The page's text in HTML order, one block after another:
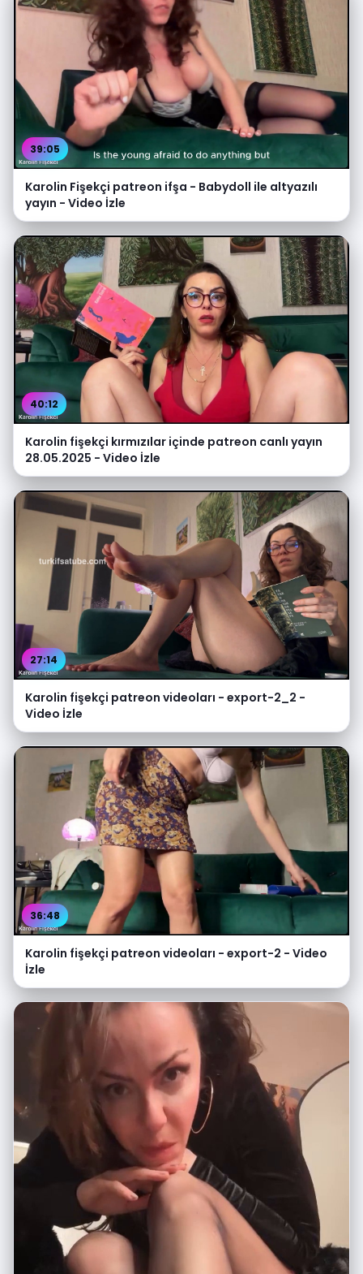
39:05
Karolin Fişekçi patreon ifşa - Babydoll ile altyazılı
yayın - Video İzle
40:12
Karolin fişekçi kırmızılar içinde patreon canlı yayın
28.05.2025 - Video İzle
27:14
Karolin fişekçi patreon videoları - export-2_2 -
Video İzle
36:48
Karolin fişekçi patreon videoları - export-2 - Video
İzle